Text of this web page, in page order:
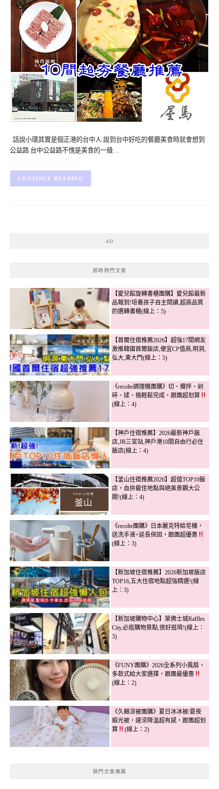
話說小環其實是個正港的台中人 說到台中好吃的餐廳美食時就會想到
公益路 台中公益路不愧是美食的一級…
CONTINUE READING
AD
即時熱門文章
【愛兒館旋轉書櫃團購】愛兒館最新
品報到!培養孩子自主閱讀,超高品質
的選轉書櫃(線上：5)
【首爾住宿推薦2026】超強17間網友
激推韓國首爾飯店,便宜CP值高,明洞,
弘大,東大門(線上：5)
《recolte調理機團購》切、攪拌、剁
碎、揉、搗輕鬆完成，跟團超划算
(線上：4)
【神戶住宿推薦】2026最新神戶飯
店,JR三宮站,神戶港10間自由行必住
飯店(線上：4)
【釜山住宿推薦2026】超值TOP10飯
店，血拚最佳地點與絕美景觀大公
開!(線上：4)
《recolte團購》日本麗克特給皂機，
送洗手液+延長保固，跟團超優惠
(線上：3)
【新加坡住宿推薦】2026新加坡飯店
TOP16,五大住宿地點超強精選!(線
上：3)
【新加坡購物中心】萊佛士城Raffles
City,必逛購物景點,很好逛唷!(線上：
3)
《FUNY團購》2026全系列小風扇，
多款式給大家選擇，跟團最優惠
(線上：2)
《久賴涼被團購》夏日冰冰被/夏夜
緞光被，速涼降溫超有感，跟團超划
算
(線上：2)
熱門文章推薦